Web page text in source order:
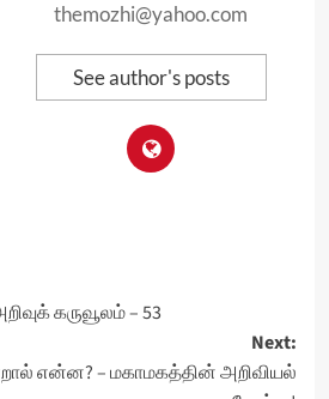
themozhi@yahoo.com
See author's posts
கருவூலம் – 53
Next:
என்ன? – மகாமகத்தின் அறிவியல்